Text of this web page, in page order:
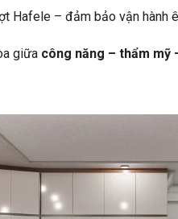
Hafele – đảm bảo vận hành
giữa công năng – thẩm mỹ